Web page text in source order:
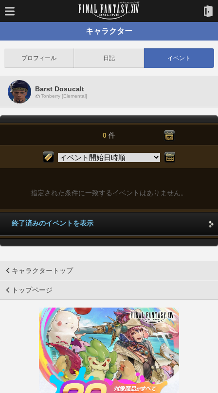
キャラクター
プロフィール 日記 イベント
Barst Dosucalt
Tonberry [Elemental]
0 件
指定された条件に一致するイベントはありません。
終了済みのイベントを表示
キャラクタートップ
トップページ